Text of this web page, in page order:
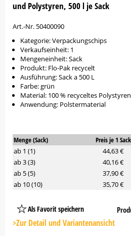
und Polystyren, 500 l je Sack
Art.-Nr. 50400090
Kategorie: Verpackungschips
Verkaufseinheit: 1
Mengeneinheit: Sack
Produkt: Flo-Pak recycelt
Ausführung: Sack a 500 L
Farbe: grün
Material: 100 % recyceltes Polystyren
Anwendung: Polstermaterial
Menge (Sack) Preis je 1 Sack
ab 1 (1)
44,63 €
ab 3 (3)
40,16 €
ab 5 (5)
37,90 €
ab 10 (10)
35,70 €
Als Favorit speichern
Platzhalter
Button
>Zur Detail und Variantenansicht